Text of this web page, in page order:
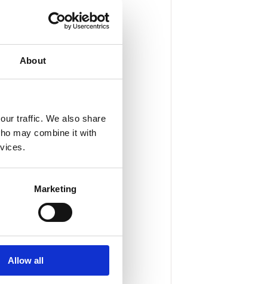
About
traffic. We also share
may combine it with
Marketing
Allow all